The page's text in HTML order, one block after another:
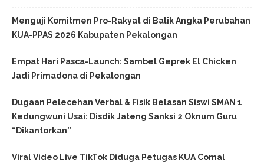
Menguji Komitmen Pro-Rakyat di Balik Angka Perubahan
KUA-PPAS 2026 Kabupaten Pekalongan
Empat Hari Pasca-Launch: Sambel Geprek El Chicken
Jadi Primadona di Pekalongan
Dugaan Pelecehan Verbal & Fisik Belasan Siswi SMAN 1
Kedungwuni Usai: Disdik Jateng Sanksi 2 Oknum Guru
“Dikantorkan”
Viral Video Live TikTok Diduga Petugas KUA Comal